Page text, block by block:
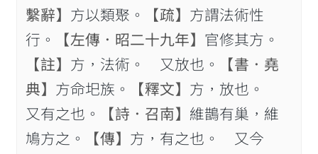
繫辭】 方以類聚。 【疏】 方謂法術性
行。
【左傳．昭二十九年】 官修其方。
【註】 方，法術。 又放也。
【書．堯
典】 方命圯族。 【釋文】 方，放也。
又有之也。
【詩．召南】 維鵲有巢，維
鳩方之。
【傳】 方，有之也。 又今